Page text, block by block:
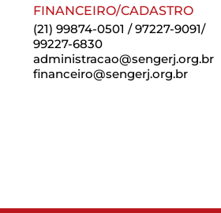
FINANCEIRO/CADASTRO
(21) 99874-0501 / 97227-9091/
99227-6830
administracao@sengerj.org.br
financeiro@sengerj.org.br